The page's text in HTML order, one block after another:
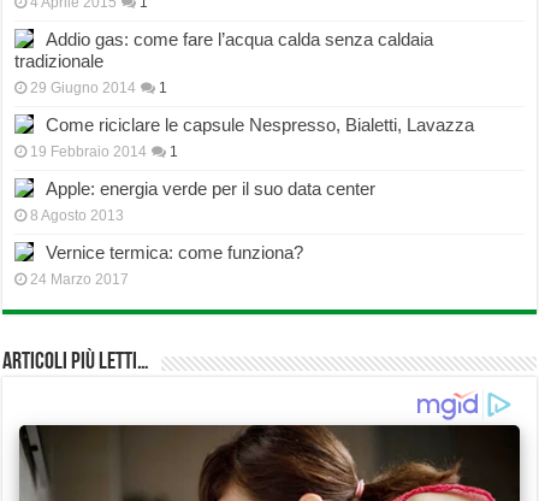
Addio gas: come fare l’acqua calda senza caldaia
tradizionale
29 Giugno 2014 1
Come riciclare le capsule Nespresso, Bialetti, Lavazza
19 Febbraio 2014 1
Apple: energia verde per il suo data center
8 Agosto 2013
Vernice termica: come funziona?
24 Marzo 2017
Articoli più Letti…